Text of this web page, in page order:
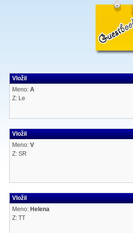
Vložil
Meno: A
Z: Le
Vložil
Meno: V
Z: SR
Vložil
Meno: Helena
Z: TT